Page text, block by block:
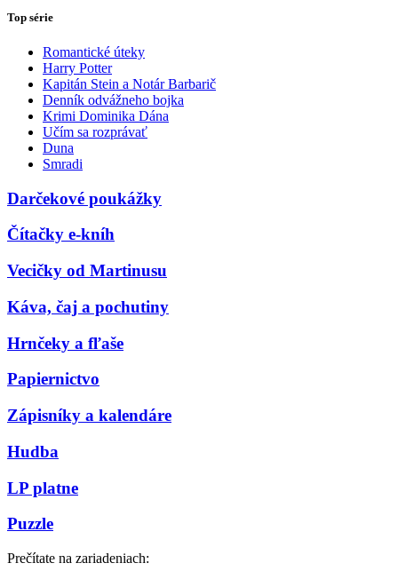
Top série
Romantické úteky
Harry Potter
Kapitán Stein a Notár Barbarič
Denník odvážneho bojka
Krimi Dominika Dána
Učím sa rozprávať
Duna
Smradi
Darčekové poukážky
Čítačky e-kníh
Vecičky od Martinusu
Káva, čaj a pochutiny
Hrnčeky a fľaše
Papiernictvo
Zápisníky a kalendáre
Hudba
LP platne
Puzzle
Prečítate na zariadeniach: